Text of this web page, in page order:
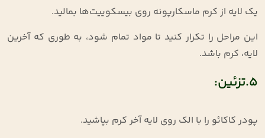
یک لایه از کرم ماسکارپونه روی بیسکوییت‌ها بمالید.
این مراحل را تکرار کنید تا مواد تمام شود، به طوری که آخرین
لایه، کرم باشد.
5.تزئین:
پودر کاکائو را با الک روی لایه آخر کرم بپاشید.